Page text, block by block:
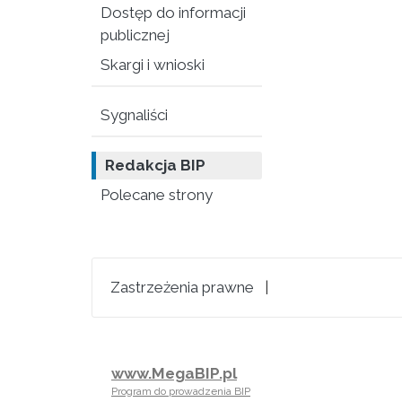
Dostęp do informacji
publicznej
Skargi i wnioski
Sygnaliści
Redakcja BIP
Polecane strony
Zastrzeżenia prawne
www.MegaBIP.pl
Program do prowadzenia BIP